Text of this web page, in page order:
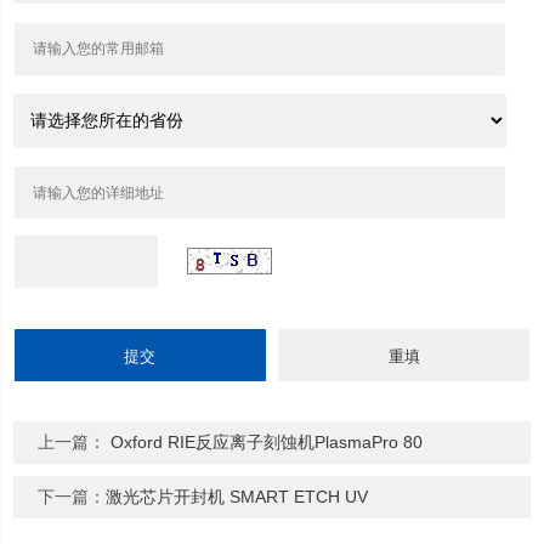
上一篇：Oxford RIE反应离子刻蚀机PlasmaPro 80
下一篇：激光芯片开封机 SMART ETCH UV